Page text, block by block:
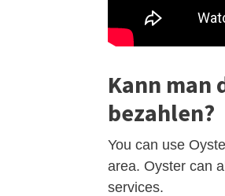
Kann man
bezahlen?
You can use
area. Oyster can
services.